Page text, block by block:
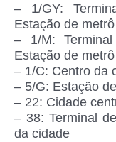
– 1/GY:
Estação de
– 1/M:
Estação de
– 1/C: Centro da
– 5/G: Estação
– 22: Cidade
– 38: Terminal
da cidade